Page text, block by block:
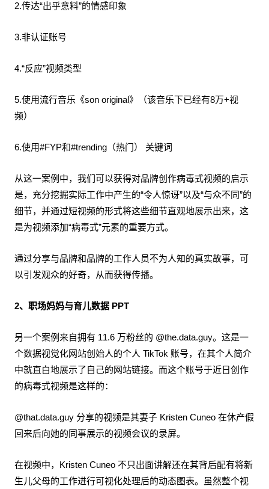
2.传达“出乎意料”的情感印象
3.非认证账号
4.“反应”视频类型
5.使用流行音乐《son original》（该音乐下已经有8万+视
频）
6.使用#FYP和#trending（热门） 关键词
从这一案例中，我们可以获得对品牌创作病毒式视频的启示
是，充分挖掘实际工作中产生的“令人惊讶”以及“与众不同”的
细节，并通过短视频的形式将这些细节直观地展示出来，这
是为视频添加“病毒式”元素的重要方式。
通过分享与品牌和品牌的工作人员不为人知的真实故事，可
以引发观众的好奇，从而获得传播。
2、职场妈妈与育儿数据 PPT
另一个案例来自拥有 11.6 万粉丝的 @the.data.guy。这是一
个数据视觉化网站创始人的个人 TikTok 账号，在其个人简介
中就直白地展示了自己的网站链接。而这个账号于近日创作
的病毒式视频是这样的：
@that.data.guy 分享的视频是其妻子 Kristen Cuneo 在休产假
回来后向她的同事展示的视频会议的录屏。
在视频中，Kristen Cuneo 不只出面讲解还在其背后配有将新
生儿父母的工作进行可视化处理后的动态图表。虽然整个视